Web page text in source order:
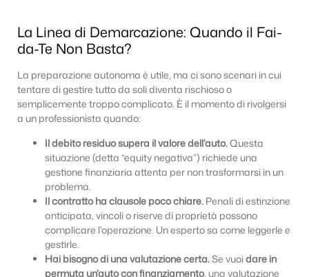
La Linea di Demarcazione: Quando il Fai-
da-Te Non Basta?
La preparazione autonoma è utile, ma ci sono scenari in cui
tentare di gestire tutto da soli diventa rischioso o
semplicemente troppo complicato. È il momento di rivolgersi
a un professionista quando:
Il debito residuo supera il valore dell’auto.Questa
situazione (detta “equity negativa”) richiede una
gestione finanziaria attenta per non trasformarsi in un
problema.
Il contratto ha clausole poco chiare. Penali di estinzione
anticipata, vincoli o riserve di proprietà possono
complicare l’operazione. Un esperto sa come leggerle e
gestirle.
Hai bisogno di una valutazione certa.Se vuoidare in
permuta un’auto con finanziamento, una valutazione